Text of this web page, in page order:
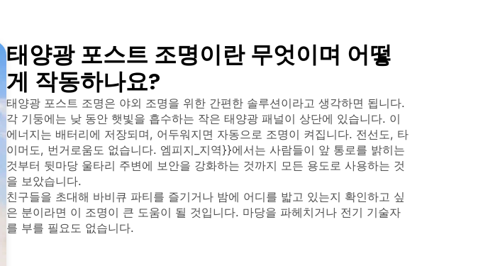
태양광 포스트 조명이란 무엇이며 어떻
게 작동하나요?
태양광 포스트 조명은 야외 조명을 위한 간편한 솔루션이라고 생각하면 됩니다.
각 기둥에는 낮 동안 햇빛을 흡수하는 작은 태양광 패널이 상단에 있습니다. 이
에너지는 배터리에 저장되며, 어두워지면 자동으로 조명이 켜집니다. 전선도, 타
이머도, 번거로움도 없습니다. 엠피지_지역}}에서는 사람들이 앞 통로를 밝히는
것부터 뒷마당 울타리 주변에 보안을 강화하는 것까지 모든 용도로 사용하는 것
을 보았습니다.
친구들을 초대해 바비큐 파티를 즐기거나 밤에 어디를 밟고 있는지 확인하고 싶
은 분이라면 이 조명이 큰 도움이 될 것입니다. 마당을 파헤치거나 전기 기술자
를 부를 필요도 없습니다.